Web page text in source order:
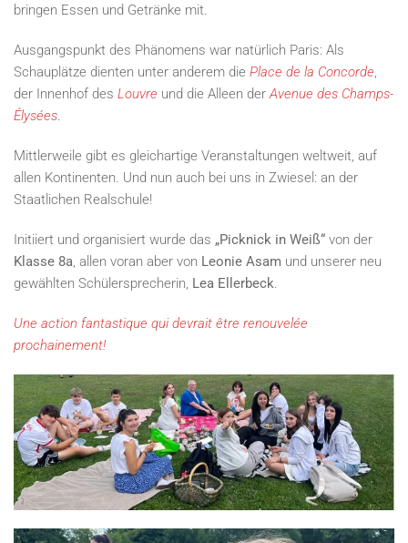
bringen Essen und Getränke mit.
Ausgangspunkt des Phänomens war natürlich Paris: Als
Schauplätze dienten unter anderem die Place de la Concorde,
der Innenhof des Louvre und die Alleen derAvenue des Champs-
Élysées.
Mittlerweile gibt es gleichartige Veranstaltungen weltweit, auf
allen Kontinenten. Und nun auch bei uns in Zwiesel: an der
Staatlichen Realschule!
Initiiert und organisiert wurde das „Picknick in Weiß“ von der
Klasse 8a, allen voran aber von Leonie Asam und unserer neu
gewählten Schülersprecherin, Lea Ellerbeck.
Une action fantastique qui devrait être renouvelée
prochainement!
GRÖSSER ANZEIGEN